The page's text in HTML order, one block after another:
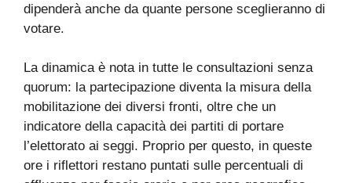
dipenderà anche da quante persone sceglieranno di
votare.
La dinamica è nota in tutte le consultazioni senza
quorum: la partecipazione diventa la misura della
mobilitazione dei diversi fronti, oltre che un
indicatore della capacità dei partiti di portare
l’elettorato ai seggi. Proprio per questo, in queste
ore i riflettori restano puntati sulle percentuali di